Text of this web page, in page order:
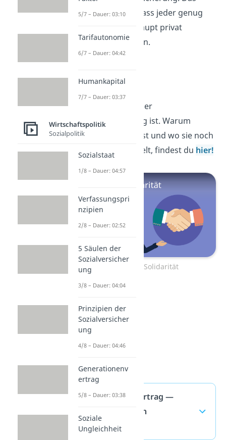
setzt aber voraus, dass jeder genug
Geld hat, um überhaupt privat
vorsorgen zu können.
Solidarität
Jetzt weißt du, was der
Generationenvertrag ist. Warum
Solidarität
wichtig ist und wo sie noch
eine große Rolle spielt, findest du hier!
Zum Video: Solidarität
Generationenvertrag —
häufigste Fragen
(ausklappen)
5/7 – Dauer: 03:10
Tarifautonomie
6/7 – Dauer: 04:42
Humankapital
7/7 – Dauer: 03:37
Wirtschaftspolitik
Sozialpolitik
Sozialstaat
1/8 – Dauer: 04:57
Verfassungspri
nzipien
2/8 – Dauer: 02:52
5 Säulen der
Sozialversicher
ung
3/8 – Dauer: 04:04
Prinzipien der
Sozialversicher
ung
4/8 – Dauer: 04:46
Generationenv
ertrag
5/8 – Dauer: 03:38
Soziale
Ungleichheit